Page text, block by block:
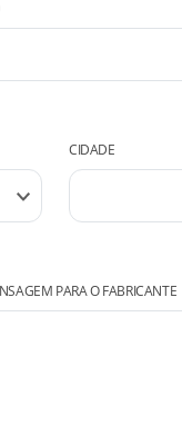
CIDADE
PARA O FABRICANTE